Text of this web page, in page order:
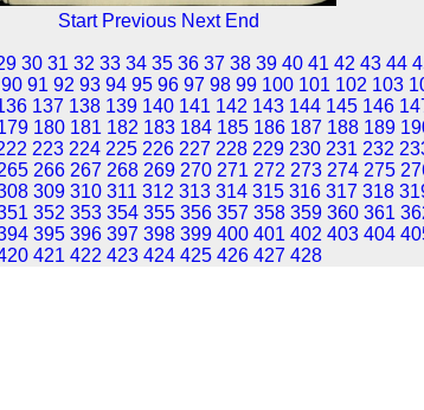
Start Previous Next End
30 31 32 33 34 35 36 37 38 39 40 41 42 43 44
90 91 92 93 94 95 96 97 98 99 100 101 102 103
137 138 139 140 141 142 143 144 145 146
180 181 182 183 184 185 186 187 188 189
223 224 225 226 227 228 229 230 231 232
266 267 268 269 270 271 272 273 274 275
309 310 311 312 313 314 315 316 317 318
352 353 354 355 356 357 358 359 360 361
395 396 397 398 399 400 401 402 403 404
421 422 423 424 425 426 427 428